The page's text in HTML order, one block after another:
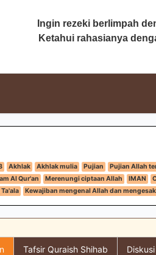
Ingin rezeki berlimpah
Ketahui rahasianya
Akhlak Akhlak mulia Pujian Pujian Allah
Al Qur'an
Merenungi ciptaan Allah IMAN
Kewajiban mengenal Allah dan
Tafsir Quraish Shihab Diskusi